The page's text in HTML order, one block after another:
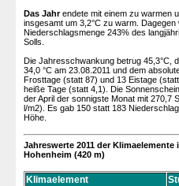
Das Jahrendete mit einem zu warmen
insgesamt um 3,2°C zu warm.
Niederschlagsmenge 243% des
Solls.
Die Jahresschwankung betrug 45,3°C,
34,0 °C am 23.08.2011 und dem
Frosttage (statt 87) und 13 Eistage
heiße Tage (statt 4,1). Die
der April der sonnigste Monat mit 270,7
l/m2). Es gab 150 statt 183
Höhe.
Jahreswerte 2011 der
Hohenheim (420 m)
Klimaelement